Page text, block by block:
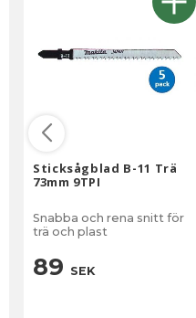
Sticksågblad B-11 Trä
73mm 9TPI
Snabba och rena snitt för
trä och plast
89 SEK